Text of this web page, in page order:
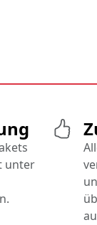
unter